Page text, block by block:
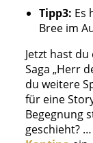
Tipp3: Es
Bree im
Jetzt hast
Saga „Herr
du weitere
für eine
Begegnung
geschieht?